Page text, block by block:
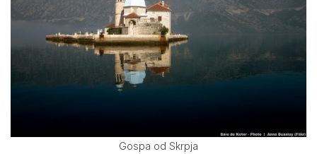
Gospa od Skrpja